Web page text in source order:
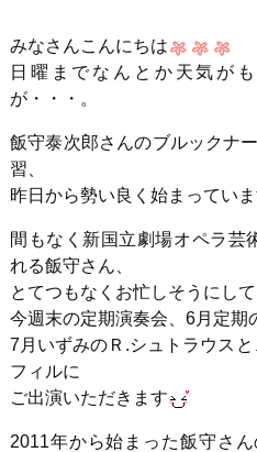
みなさんこんにちは
日曜までなんとか天気が
が・・・。
飯守泰次郎さんのブルックナ
習、
昨日から勢い良く始まってい
間もなく新国立劇場オペラ芸
れる飯守さん、
とてつもなくお忙しそうにし
今週末の定期演奏会、6月定期
7月いずみのＲ.シュトラウス
フィルに
ご出演いただきます
2011年から始まった飯守さ